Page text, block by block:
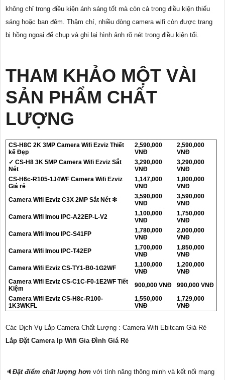
không chỉ trong điều kiện ánh sáng tốt mà còn cả trong điều kiện thiếu
sáng hoặc ban đêm. Thậm chí, nhiều dòng camera wifi còn được trang
bị hồng ngoại để chụp và ghi lại hình ảnh rõ nét trong điều kiện tối.
THAM KHẢO MỘT VÀI
SẢN PHẨM CHẤT
LƯỢNG
CS-H8C 2K 3MP Camera Wifi Ezviz Thiết
kế Đẹp
2,590,000
VNĐ
2,590,000
VNĐ
✓ CS-H8 3K 5MP Camera Wifi Ezviz Sắt
Nét
3,290,000
VNĐ
3,290,000
VNĐ
CS-H6c-R105-1J4WF Camera Wifi Ezviz
Giá rẻ
1,147,000
VNĐ
1,800,000
VNĐ
Camera Wifi Ezviz C3X 2MP Sắt Nét ❇
3,590,000
VNĐ
3,590,000
VNĐ
Camera Wifi Imou IPC-A22EP-L-V2
1,100,000
VNĐ
1,750,000
VNĐ
Camera Wifi Imou IPC-S41FP
1,780,000
VNĐ
2,000,000
VNĐ
Camera Wifi Imou IPC-T42EP
1,700,000
VNĐ
1,850,000
VNĐ
Camera Wifi Ezviz CS-TY1-B0-1G2WF
1,100,000
VNĐ
1,200,000
VNĐ
Camera Wifi Ezviz CS-C1C-F0-1E2WF Tiết
Kiệm
900,000 VNĐ
990,000 VNĐ
Camera Wifi Ezviz CS-H8c-R100-
1K3WKFL
1,550,000
VNĐ
1,729,000
VNĐ
Các Dịch Vụ Lắp Camera Chất Lượng : Camera Wifi Ebitcam Giá Rẻ
Lắp Đặt Camera Ip Wifi Gia Đình Giá Rẻ
🔈 Đặt điểm chất lượng hơn với tính năng thông minh và kết nối mạng